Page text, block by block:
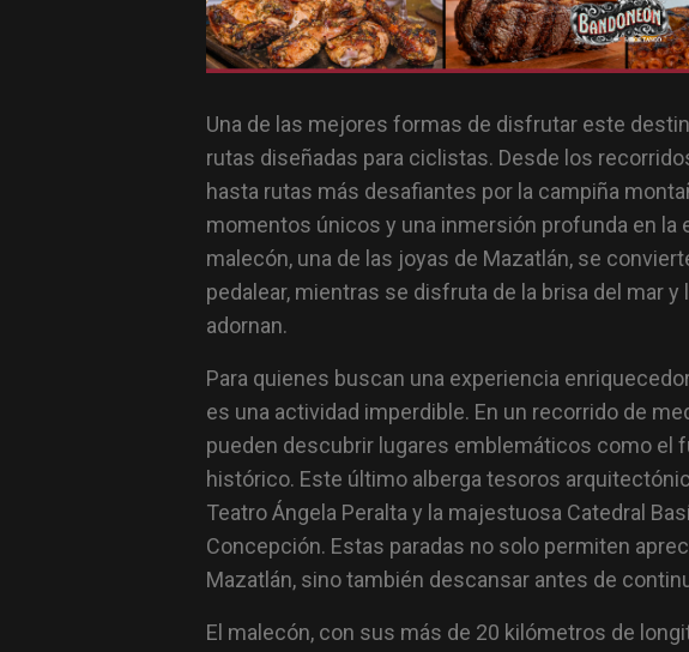
Una de las mejores formas de disfrutar este
rutas diseñadas para ciclistas. Desde los
hasta rutas más desafiantes por la campiña
momentos únicos y una inmersión profunda en la
malecón, una de las joyas de Mazatlán, se
pedalear, mientras se disfruta de la brisa del mar
adornan.
Para quienes buscan una experiencia
es una actividad imperdible. En un recorrido de
pueden descubrir lugares emblemáticos como el
histórico. Este último alberga tesoros
Teatro Ángela Peralta y la majestuosa Catedral
Concepción. Estas paradas no solo permiten
Mazatlán, sino también descansar antes de
El malecón, con sus más de 20 kilómetros de